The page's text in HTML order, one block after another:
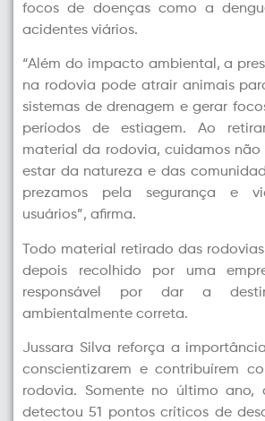
focos de doenças como a
acidentes viários.
“Além do impacto ambiental, a
na rodovia pode atrair animais
sistemas de drenagem e gerar
períodos de estiagem. Ao
material da rodovia, cuidamos
estar da natureza e das
prezamos pela segurança e
usuários”, afirma.
Todo material retirado das
depois recolhido por uma
responsável por dar a
ambientalmente correta.
Jussara Silva reforça a
conscientizarem e contribuírem
rodovia. Somente no último ano,
detectou 51 pontos críticos de